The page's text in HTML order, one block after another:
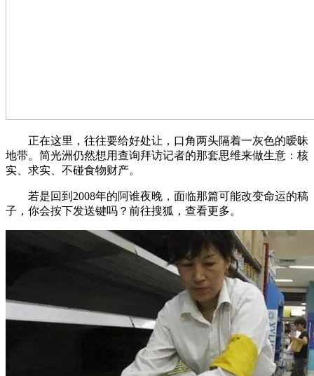
正在这里，往往要给好处让，口角两头隔着一灰色的暧昧
地带。简光洲仍然想用查询拜访记者的那套思维来做生意：核
实、求实、不碰食物财产。
若是回到2008年的阿谁夜晚，面临那篇可能改变命运的稿
子，你会按下发送键吗？前往搜狐，查看更多。